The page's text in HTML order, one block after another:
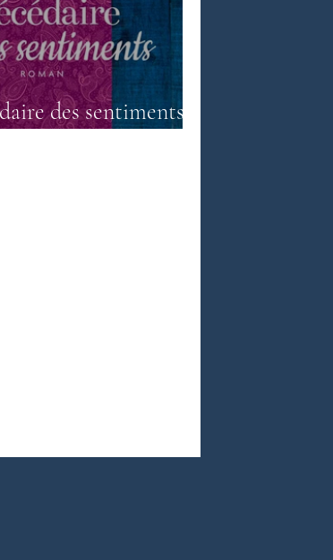
les livres
des sentiments"